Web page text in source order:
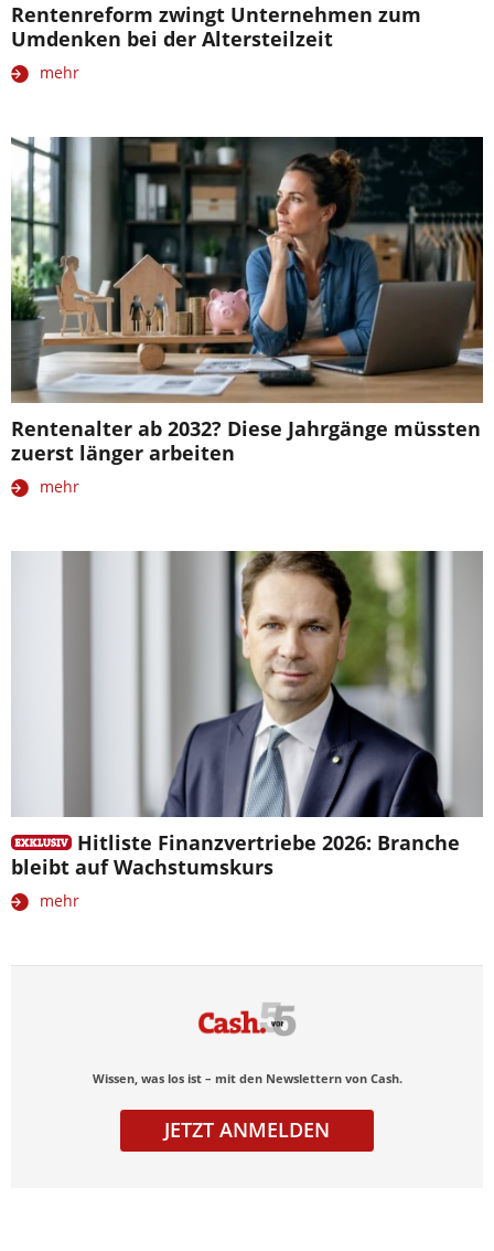
Rentenreform zwingt Unternehmen zum
Umdenken bei der Altersteilzeit
mehr
Rentenalter ab 2032? Diese Jahrgänge müssten
zuerst länger arbeiten
mehr
Hitliste Finanzvertriebe 2026: Branche
bleibt auf Wachstumskurs
mehr
Wissen, was los ist – mit den Newslettern von Cash.
JETZT ANMELDEN